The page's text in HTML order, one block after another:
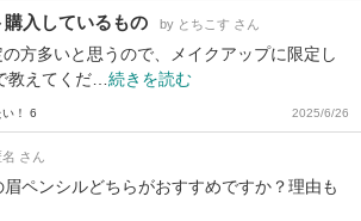
入しているもの by とちこす さん
方多いと思うので、メイクアップに限定し
教えてくだ… 続きを読む
！ 6 2025/6/26
さん
ペンシルどちらがおすすめですか？理由も